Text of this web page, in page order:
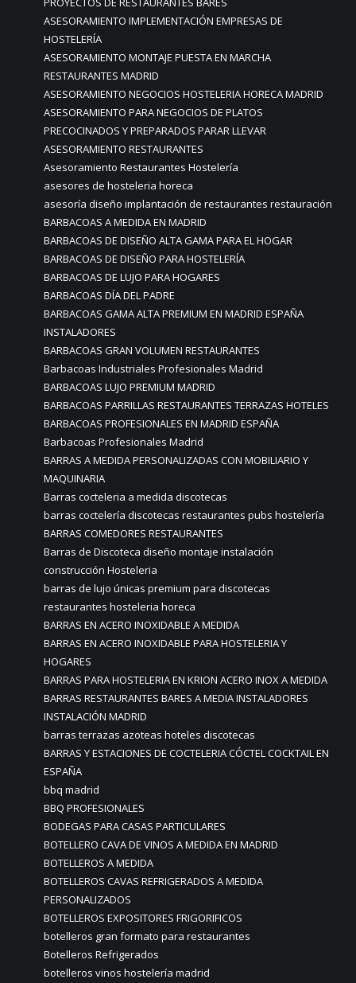
ASESORAMIENTO IMPLEMENTACIÓN EMPRESAS DE
HOSTELERÍA
ASESORAMIENTO MONTAJE PUESTA EN MARCHA
RESTAURANTES MADRID
ASESORAMIENTO NEGOCIOS HOSTELERIA HORECA MADRID
ASESORAMIENTO PARA NEGOCIOS DE PLATOS
PRECOCINADOS Y PREPARADOS PARAR LLEVAR
ASESORAMIENTO RESTAURANTES
Asesoramiento Restaurantes Hostelería
asesores de hosteleria horeca
asesoría diseño implantación de restaurantes restauración
BARBACOAS A MEDIDA EN MADRID
BARBACOAS DE DISEÑO ALTA GAMA PARA EL HOGAR
BARBACOAS DE DISEÑO PARA HOSTELERÍA
BARBACOAS DE LUJO PARA HOGARES
BARBACOAS DÍA DEL PADRE
BARBACOAS GAMA ALTA PREMIUM EN MADRID ESPAÑA
INSTALADORES
BARBACOAS GRAN VOLUMEN RESTAURANTES
Barbacoas Industriales Profesionales Madrid
BARBACOAS LUJO PREMIUM MADRID
BARBACOAS PARRILLAS RESTAURANTES TERRAZAS HOTELES
BARBACOAS PROFESIONALES EN MADRID ESPAÑA
Barbacoas Profesionales Madrid
BARRAS A MEDIDA PERSONALIZADAS CON MOBILIARIO Y
MAQUINARIA
Barras cocteleria a medida discotecas
barras coctelería discotecas restaurantes pubs hostelería
BARRAS COMEDORES RESTAURANTES
Barras de Discoteca diseño montaje instalación
construcción Hosteleria
barras de lujo únicas premium para discotecas
restaurantes hosteleria horeca
BARRAS EN ACERO INOXIDABLE A MEDIDA
BARRAS EN ACERO INOXIDABLE PARA HOSTELERIA Y
HOGARES
BARRAS PARA HOSTELERIA EN KRION ACERO INOX A MEDIDA
BARRAS RESTAURANTES BARES A MEDIA INSTALADORES
INSTALACIÓN MADRID
barras terrazas azoteas hoteles discotecas
BARRAS Y ESTACIONES DE COCTELERIA CÓCTEL COCKTAIL EN
ESPAÑA
bbq madrid
BBQ PROFESIONALES
BODEGAS PARA CASAS PARTICULARES
BOTELLERO CAVA DE VINOS A MEDIDA EN MADRID
BOTELLEROS A MEDIDA
BOTELLEROS CAVAS REFRIGERADOS A MEDIDA
PERSONALIZADOS
BOTELLEROS EXPOSITORES FRIGORIFICOS
botelleros gran formato para restaurantes
Botelleros Refrigerados
botelleros vinos hostelería madrid